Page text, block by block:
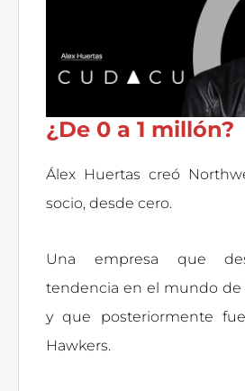
¿De 0 a 1 millón?
Álex Huertas creó
socio, desde cero.
Una empresa que
tendencia en el mundo de
y que posteriormente
Hawkers.